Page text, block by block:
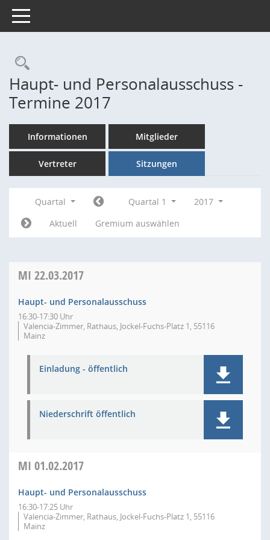
Toggle navigation
Rechercheauswahl
Haupt- und Personalausschuss -
Termine 2017
Informationen Mitglieder
Vertreter Sitzungen
Quartal Quartal 1
2017
Aktuell
Gremium auswählen
MI 22.03.2017
Haupt- und Personalausschuss
16:30-17:30 Uhr
Valencia-Zimmer, Rathaus, Jockel-Fuchs-Platz 1, 55116
Mainz
Einladung - öffentlich
Niederschrift öffentlich
MI 01.02.2017
Haupt- und Personalausschuss
16:30-17:25 Uhr
Valencia-Zimmer, Rathaus, Jockel-Fuchs-Platz 1, 55116
Mainz